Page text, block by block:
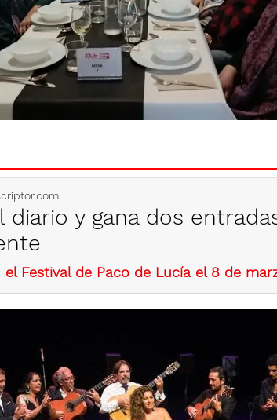
diario y gana dos
Festival de Paco de Lucía el 8 de